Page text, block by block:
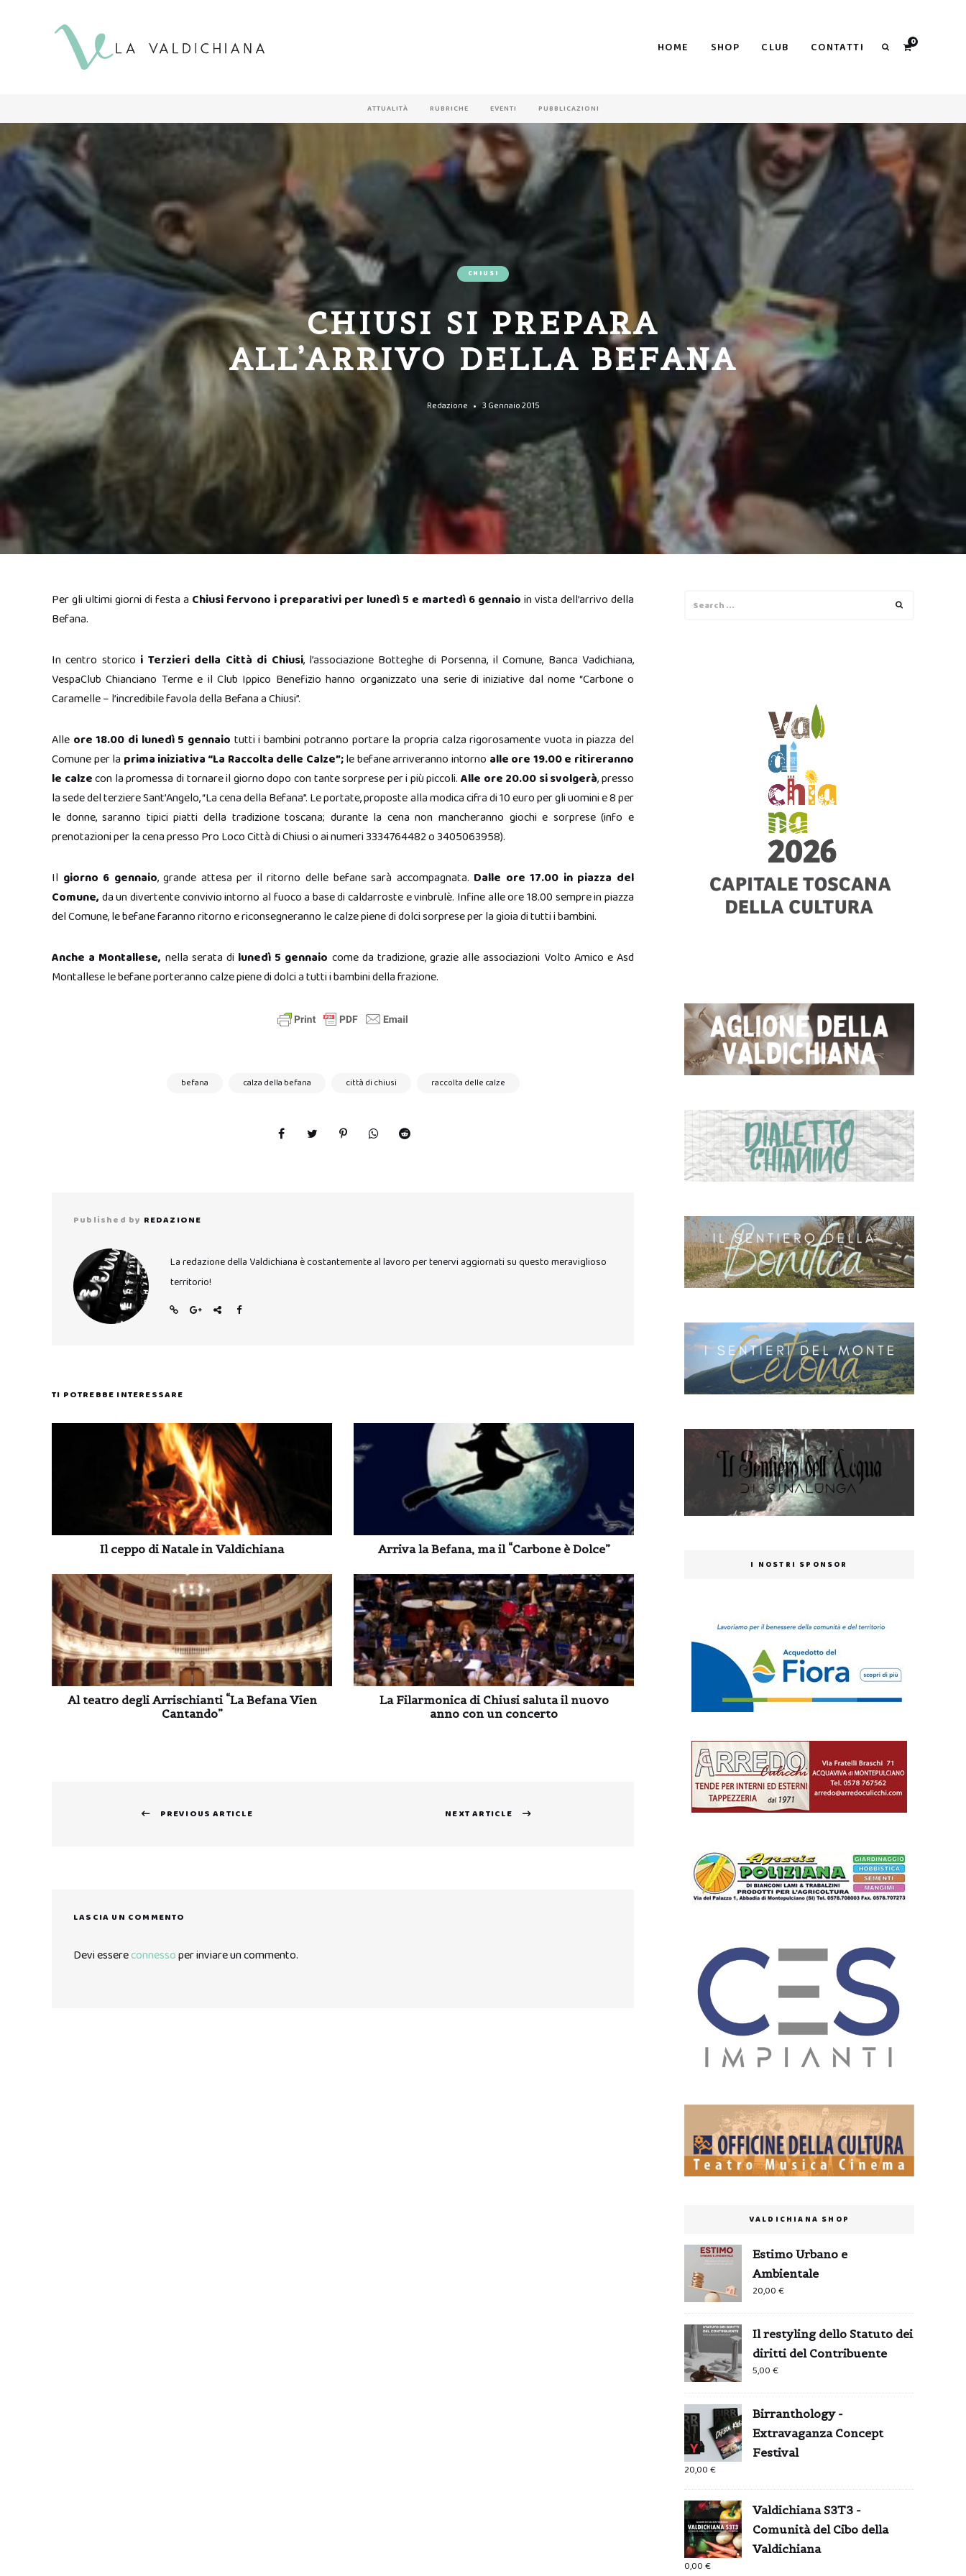
HOME SHOP CLUB CONTATTI 0
ATTUALITÀ RUBRICHE EVENTI PUBBLICAZIONI
CHIUSI
CHIUSI SI PREPARA
ALL’ARRIVO DELLA BEFANA
Redazione 3 Gennaio 2015
Per gli ultimi giorni di festa a Chiusi fervono i preparativi per lunedì 5 e martedì 6 gennaio in vista dell’arrivo della
Befana.
In centro storico i Terzieri della Città di Chiusi, l’associazione Botteghe di Porsenna, il Comune, Banca Vadichiana,
VespaClub Chianciano Terme e il Club Ippico Benefizio hanno organizzato una serie di iniziative dal nome “Carbone o
Caramelle – l’incredibile favola della Befana a Chiusi”.
Alle ore 18.00 di lunedì 5 gennaio tutti i bambini potranno portare la propria calza rigorosamente vuota in piazza del
Comune per la prima iniziativa “La Raccolta delle Calze”;le befane arriveranno intorno alle ore 19.00 e ritireranno
le calzecon la promessa di tornare il giorno dopo con tante sorprese per i più piccoli.Alle ore 20.00 si svolgerà, presso
la sede del terziere Sant’Angelo, “La cena della Befana”. Le portate, proposte alla modica cifra di 10 euro per gli uomini e 8 per
le donne, saranno tipici piatti della tradizione toscana; durante la cena non mancheranno giochi e sorprese (info e
prenotazioni per la cena presso Pro Loco Città di Chiusi o ai numeri 3334764482 o 3405063958).
Il giorno 6 gennaio, grande attesa per il ritorno delle befane sarà accompagnata. Dalle ore 17.00 in piazza del
Comune, da un divertente convivio intorno al fuoco a base di caldarroste e vinbrulè. Infine alle ore 18.00 sempre in piazza
del Comune, le befane faranno ritorno e riconsegneranno le calze piene di dolci sorprese per la gioia di tutti i bambini.
Anche a Montallese, nella serata di lunedì 5 gennaio come da tradizione, grazie alle associazioni Volto Amico e Asd
Montallese le befane porteranno calze piene di dolci a tutti i bambini della frazione.
befana calza della befana città di chiusi raccolta delle calze
Published by REDAZIONE
La redazione della Valdichiana è costantemente al lavoro per tenervi aggiornati su questo meraviglioso
territorio!
TI POTREBBE INTERESSARE
Il ceppo di Natale in Valdichiana Arriva la Befana, ma il “Carbone è Dolce”
Al teatro degli Arrischianti “La Befana Vien
Cantando”
La Filarmonica di Chiusi saluta il nuovo
anno con un concerto
PREVIOUS ARTICLE NEXT ARTICLE
LASCIA UN COMMENTO
Devi essereconnessoper inviare un commento.
for:
I NOSTRI SPONSOR
VALDICHIANA SHOP
Estimo Urbano e
Ambientale
20,00€
Il restyling dello Statuto dei
diritti del Contribuente
5,00€
Birranthology -
Extravaganza Concept
Festival
20,00€
Valdichiana S3T3 -
Comunità del Cibo della
Valdichiana
0,00€